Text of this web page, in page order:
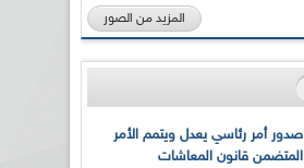
المزيد من الصور
صدور أمر رئاسي يعدل ويتمم الأمر
المتضمن قانون المعاشات